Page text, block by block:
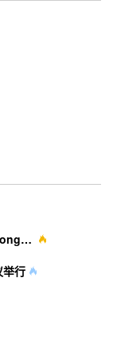
关于假冒《重庆大学学报》（Journal of Chongqing University）网站及征稿行为的严正声明
举行